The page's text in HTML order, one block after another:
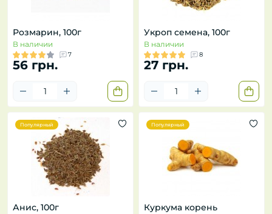
Розмарин, 100г
В наличии
7
56 грн.
Укроп семена, 100г
В наличии
8
27 грн.
Популярный
Анис, 100г
Популярный
Куркума корень